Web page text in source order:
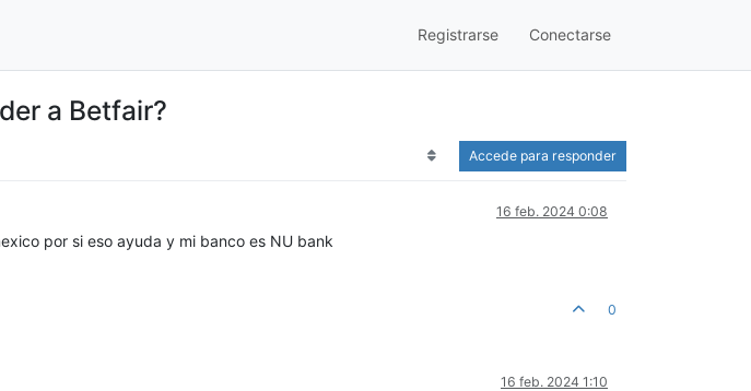
Registrarse Conectarse
a Betfair?
Accede para responder
16 feb. 2024 0:08
por si eso ayuda y mi banco es NU bank
0
16 feb. 2024 1:10